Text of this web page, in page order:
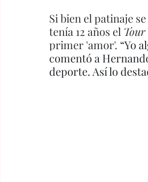
Si bien el patinaje
tenía 12 años el
primer 'amor'. “Yo
comentó a
deporte. Así lo